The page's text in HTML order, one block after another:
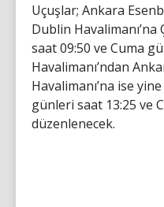
Uçuşlar; Ankara
Dublin
saat 09:50 ve Cuma
Havalimanı’ndan
Havalimanı’na ise
günleri saat 13:25 ve
düzenlenecek.